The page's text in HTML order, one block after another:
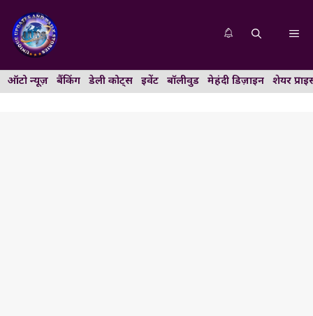
content
ऑटो न्यूज़ बैंकिंग डेली कोट्स इवेंट बॉलीवुड मेहंदी डिज़ाइन शेयर